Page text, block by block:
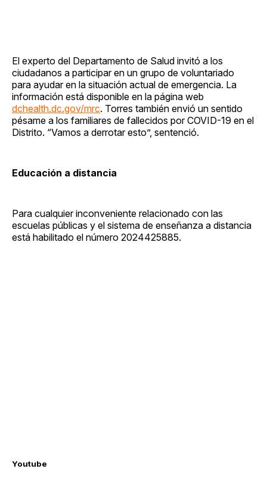
El experto del Departamento de Salud invitó a los
ciudadanos a participar en un grupo de voluntariado
para ayudar en la situación actual de emergencia. La
información está disponible en la página web
dchealth.dc.gov/mrc. Torres también envió un sentido
pésame a los familiares de fallecidos por COVID-19 en el
Distrito. “Vamos a derrotar esto”, sentenció.
Educación a distancia
Para cualquier inconveniente relacionado con las
escuelas públicas y el sistema de enseñanza a distancia
está habilitado el número 2024425885.
Youtube